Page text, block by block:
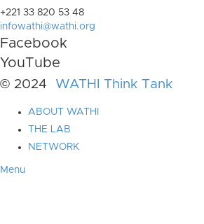
+221 33 820 53 48
infowathi@wathi.org
Facebook
YouTube
© 2024 WATHI Think Tank
ABOUT WATHI
THE LAB
NETWORK
Menu